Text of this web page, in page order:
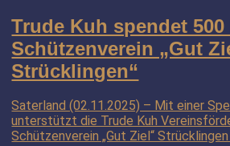
Trude Kuh spendet
Schützenverein „Gut
Strücklingen“
Saterland (02.11.2025) – Mit einer
unterstützt die Trude Kuh
Schützenverein „Gut Ziel“ Strücklingen